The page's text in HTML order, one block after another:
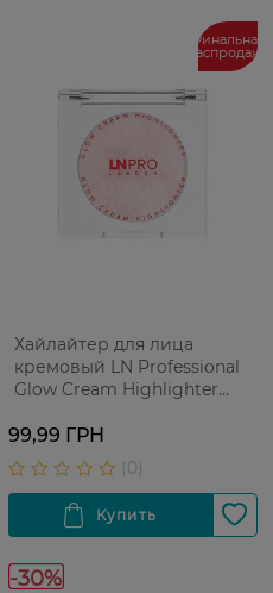
Финальная
распродажа
Хайлайтер для лица
кремовый LN Professional
Glow Cream Highlighter
99,99 ГРН
-30%